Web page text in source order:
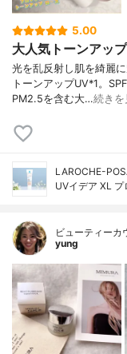
5.00
大人気トーンアッ
光を乱反射し肌を綺麗
トーンアップUV*1。
PM2.5を含む大…続きを
LAROCHE-
UVイデア XL
ビューティー
yung